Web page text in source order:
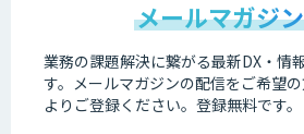
メールマガジ
業務の課題解決に繋がる最新DX・情
す。 メールマガジンの配信をご希望
よりご登録ください。登録無料です。